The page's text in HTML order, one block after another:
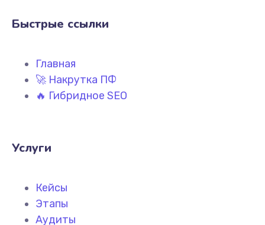
Быстрые ссылки
Главная
🚀 Накрутка ПФ
🔥 Гибридное SEO
Услуги
Кейсы
Этапы
Аудиты